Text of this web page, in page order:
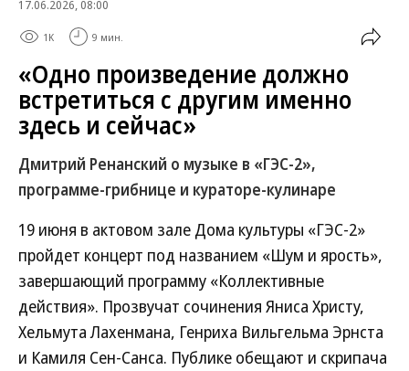
17.06.2026, 08:00
1K 9 мин.
«Одно произведение должно
встретиться с другим именно
здесь и сейчас»
Дмитрий Ренанский о музыке в «ГЭС-2»,
программе-грибнице и кураторе-кулинаре
19 июня в актовом зале Дома культуры «ГЭС-2»
пройдет концерт под названием «Шум и ярость»,
завершающий программу «Коллективные
действия». Прозвучат сочинения Яниса Христу,
Хельмута Лахенмана, Генриха Вильгельма Эрнста
и Камиля Сен-Санса. Публике обещают и скрипача